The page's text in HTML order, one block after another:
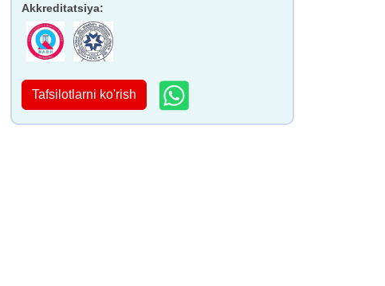
Akkreditatsiya:
Tafsilotlarni ko'rish